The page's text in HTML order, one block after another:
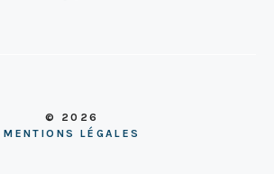
© 2026
MENTIONS LÉGALES